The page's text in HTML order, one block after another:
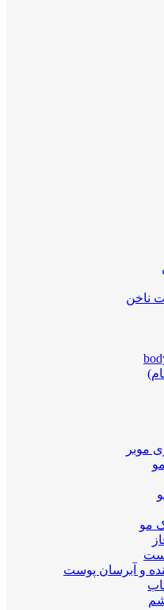
ناخن
موبر
مو
و آبرسان پوست